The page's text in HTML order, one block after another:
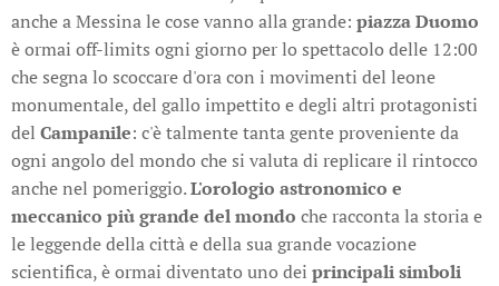
anche a Messina le cose vanno alla grande: piazza Duomo
è ormai off-limits ogni giorno per lo spettacolo delle 12:00
che segna lo scoccare d'ora con i movimenti del leone
monumentale, del gallo impettito e degli altri protagonisti
del Campanile: c'è talmente tanta gente proveniente da
ogni angolo del mondo che si valuta di replicare il rintocco
anche nel pomeriggio.L'orologio astronomico e
meccanico più grande del mondo che racconta la storia e
le leggende della città e della sua grande vocazione
scientifica, è ormai diventato uno dei principali simboli